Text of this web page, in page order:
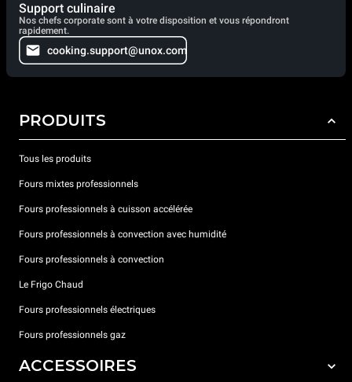
Support culinaire
Nos chefs corporate sont à votre disposition et vous répondront
rapidement.
cooking.support@unox.com
PRODUITS
Tous les produits
Fours mixtes professionnels
Fours professionnels à cuisson accélérée
Fours professionnels à convection avec humidité
Fours professionnels à convection
Le Frigo Chaud
Fours professionnels électriques
Fours professionnels gaz
ACCESSOIRES